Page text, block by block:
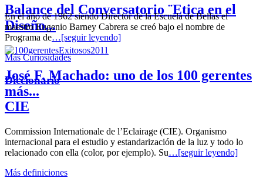
Balance del Conversatorio ¨Etica en el
Diseño...
José F. Machado: uno de los 100 gerentes
más...
En el año de 1962 siendo Director de la Escuela de Bellas el
maestro Eugenio Barney Cabrera se creó bajo el nombre de
Programa de…[seguir leyendo]
Más Curiosidades
Diccionario
CIE
Commission Internationale de l’Eclairage (CIE). Organismo
internacional para el estudio y estandarización de la luz y todo lo
relacionado con ella (color, por ejemplo). Su…[seguir leyendo]
Más definiciones